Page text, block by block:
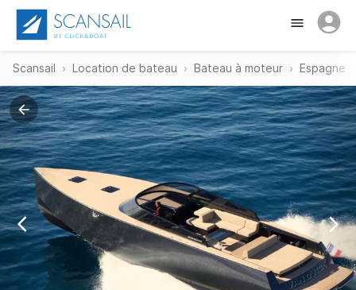
Scansail Location de bateau Bateau à moteur Espagne